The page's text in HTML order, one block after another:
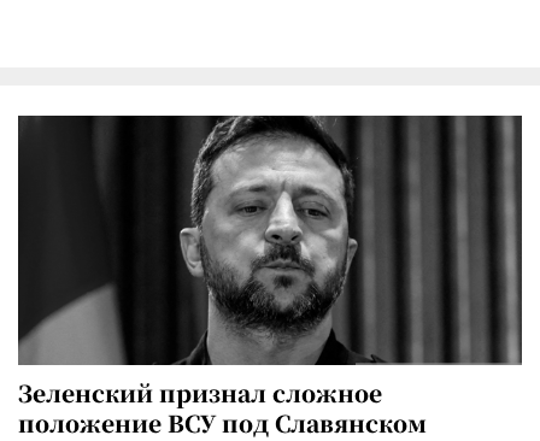
Зеленский признал сложное
положение ВСУ под Славянском